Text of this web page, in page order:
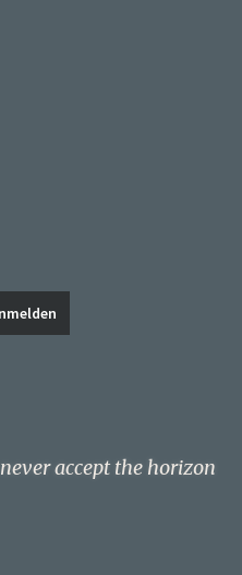
never accept the horizon